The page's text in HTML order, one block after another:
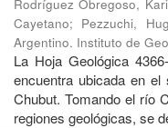
Rodríguez Obregoso,
Cayetano; Pezzuchi,
Argentino. Instituto de
La Hoja Geológica
encuentra ubicada en
Chubut. Tomando el río
regiones geológicas, se